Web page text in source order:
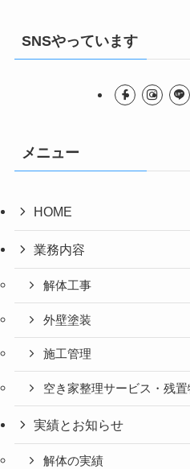
SNSやっています
メニュー
HOME
業務内容
解体工事
外壁塗装
施工管理
空き家整理サービス・残
実績とお知らせ
解体の実績